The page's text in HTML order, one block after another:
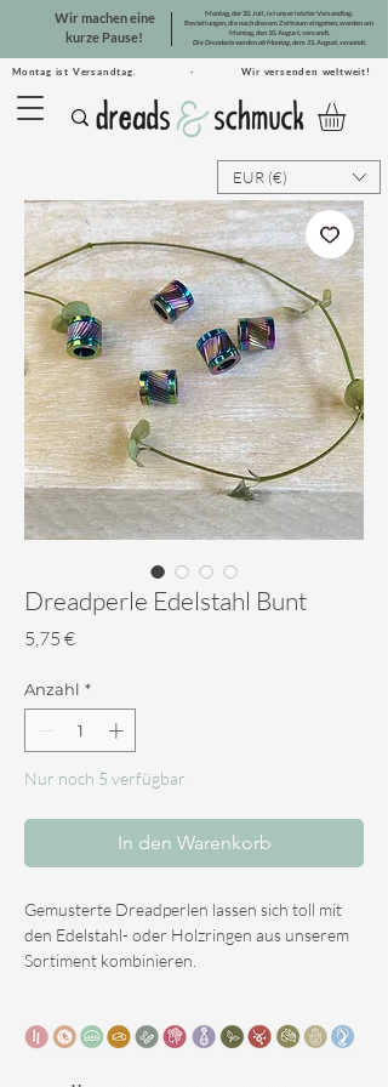
Montag ist Versandtag. · Wir versenden weltweit!
Wir machen eine
kurze Pause!
Montag, der 20. Juli, ist unser letzter Versandtag.
Bestellungen, die nach diesem Zeitraum eingehen, werden am
Montag, den 10. August, versandt.
Die Dreadsets werden ab Montag, dem 31. August, versandt.
EUR (€)
Dreadperle Edelstahl Bunt
5,75 €Preis
Anzahl *
Nur noch 5 verfügbar
In den Warenkorb
Gemusterte Dreadperlen lassen sich toll mit
den Edelstahl- oder Holzringen aus unserem
Sortiment kombinieren.
anbieten.